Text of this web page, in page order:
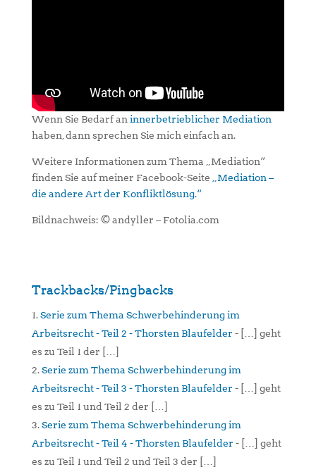
Wenn Sie Bedarf an innerbetrieblicher Mediation
haben, dann sprechen Sie mich einfach an.
Weitere Informationen zum Thema „Mediation“
finden Sie auf meiner Facebook-Seite
„Mediation –
die andere Art der Konfliktlösung.“
Bildnachweis: © andyller – Fotolia.com
Trackbacks/Pingbacks
Serie zum Thema Schwerbehinderung im
Arbeitsrecht - Teil 2 - Thorsten Blaufelder - […] geht
es zu Teil 1 der […]
Serie zum Thema Schwerbehinderung im
Arbeitsrecht - Teil 3 - Thorsten Blaufelder - […] geht
es zu Teil 1 und Teil 2 der […]
Serie zum Thema Schwerbehinderung im
Arbeitsrecht - Teil 4 - Thorsten Blaufelder - […] geht
es zu Teil 1 und Teil 2 und Teil 3 der […]